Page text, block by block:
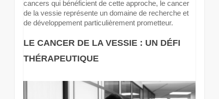
cancers qui bénéficient de cette approche, le cancer
de la vessie représente un domaine de recherche et
de développement particulièrement prometteur.
LE CANCER DE LA VESSIE : UN DÉFI
THÉRAPEUTIQUE